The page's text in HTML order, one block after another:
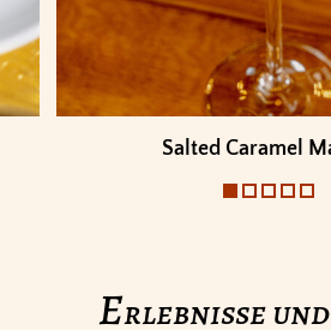
Salted Caramel
Erlebnisse